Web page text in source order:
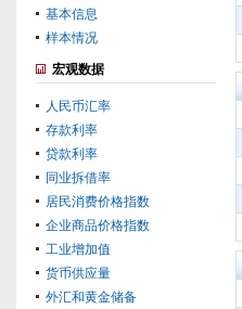
基本信息
样本情况
宏观数据
人民币汇率
存款利率
贷款利率
同业拆借率
居民消费价格指数
企业商品价格指数
工业增加值
货币供应量
外汇和黄金储备